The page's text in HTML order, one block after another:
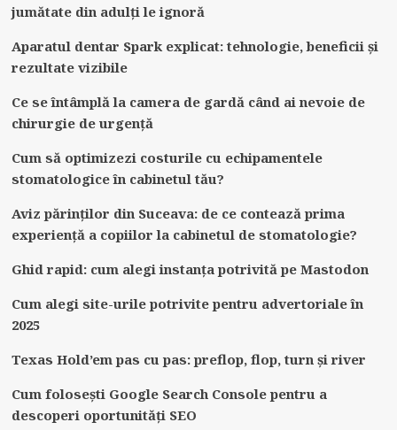
jumătate din adulți le ignoră
Aparatul dentar Spark explicat: tehnologie, beneficii și
rezultate vizibile
Ce se întâmplă la camera de gardă când ai nevoie de
chirurgie de urgență
Cum să optimizezi costurile cu echipamentele
stomatologice în cabinetul tău?
Aviz părinților din Suceava: de ce contează prima
experiență a copiilor la cabinetul de stomatologie?
Ghid rapid: cum alegi instanța potrivită pe Mastodon
Cum alegi site-urile potrivite pentru advertoriale în
2025
Texas Hold’em pas cu pas: preflop, flop, turn și river
Cum folosești Google Search Console pentru a
descoperi oportunități SEO